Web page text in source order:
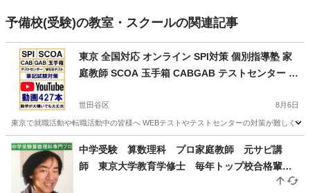
予備校(受験)の教室・スクールの関連記事
東京 全国対応 オンライン SPI対策 個別指導塾 家
庭教師 SCOA 玉手箱 CABGAB テストセンター W
世田谷区 8月6日
東京で就職活動や転職活動中の皆様へ WEBテストやテストセンターの対策が難しく
東京 世田谷区 家庭教師 SPI
中学受験 算数理科 プロ家庭教師 元サピ講
師 東京大学教育学修士 毎年トップ校合格輩